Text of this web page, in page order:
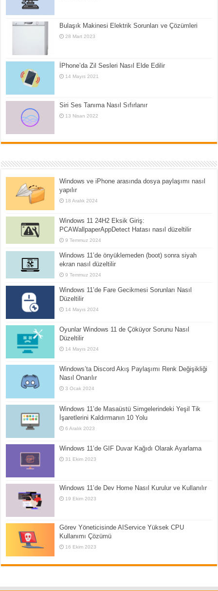
Bulaşık Makinesi Elektrik Sorunları ve Çözümleri
28 Mart 2023
İPhone’da Zil Sesleri Nasıl Elde Edilir
14 Mayıs 2021
Siri Ses Tanıma Nasıl Sıfırlanır
13 Nisan 2022
Windows ve iPhone arasında dosya paylaşımı nasıl
yapılır
18 Aralık 2024
Windows 11 24H2 Eksik Giriş:
PCAWallpaperAppDetect Hatası nasıl düzeltilir
9 Temmuz 2024
Windows 11’de önyüklemeden (boot) sonra siyah
ekran nasıl düzeltilir
9 Temmuz 2024
Windows 11’de Fare Gecikmesi Sorunları Nasıl
Düzeltilir
14 Mayıs 2024
Oyunlar Windows 11 de Çöküyor Sorunu Nasıl
Düzeltilir
14 Mayıs 2024
Windows’ta Discord Akış Paylaşımı Renk Değişikliği
Nasıl Onarılır
3 Ocak 2024
Windows 11’de Masaüstü Simgelerindeki Yeşil Tik
İşaretlerini Kaldırmanın 10 Yolu
6 Aralık 2023
Windows 11’de GIF Duvar Kağıdı Olarak Ayarlama
31 Ekim 2023
Windows 11’de Dev Home Nasıl Kurulur ve Kullanılır
19 Ekim 2023
Görev Yöneticisinde AIService Yüksek CPU
Kullanımı Çözümü
16 Ekim 2023